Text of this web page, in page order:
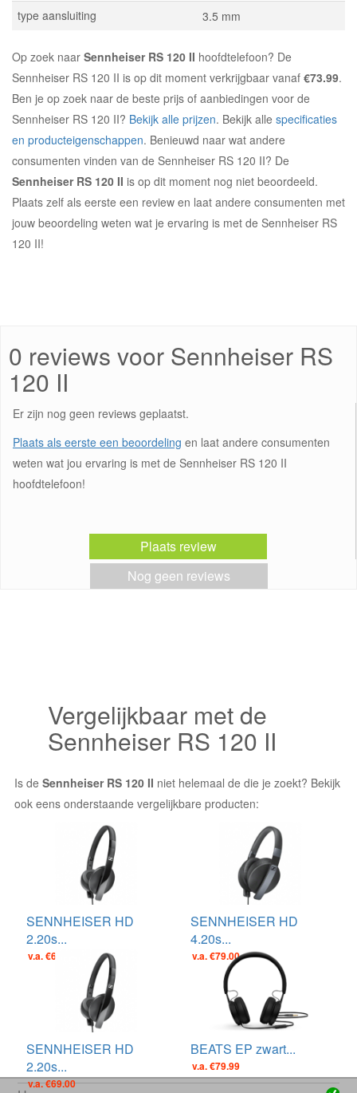
type aansluiting
3.5 mm
Op zoek naar Sennheiser RS 120 II hoofdtelefoon? De
Sennheiser RS 120 II is op dit moment verkrijgbaar vanaf €73.99.
Ben je op zoek naar de beste prijs of aanbiedingen voor de
Sennheiser RS 120 II? Bekijk alle prijzen. Bekijk alle specificaties
en producteigenschappen. Benieuwd naar wat andere
consumenten vinden van de Sennheiser RS 120 II? De
Sennheiser RS 120 II is op dit moment nog niet beoordeeld.
Plaats zelf als eerste een review en laat andere consumenten met
jouw beoordeling weten wat je ervaring is met de Sennheiser RS
120 II!
0 reviews voor Sennheiser RS
120 II
Er zijn nog geen reviews geplaatst.
Plaats als eerste een beoordeling en laat andere consumenten
weten wat jou ervaring is met de Sennheiser RS 120 II
hoofdtelefoon!
Plaats review
Nog geen reviews
Vergelijkbaar met de
Sennheiser RS 120 II
Is de Sennheiser RS 120 II niet helemaal de die je zoekt? Bekijk
ook eens onderstaande vergelijkbare producten:
SENNHEISER HD
2.20s...
v.a. €69.00
SENNHEISER HD
4.20s...
v.a. €79.00
SENNHEISER HD
2.20s...
v.a. €69.00
BEATS EP zwart...
v.a. €79.99